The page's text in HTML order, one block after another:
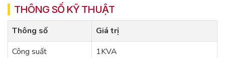
THÔNG SỐ KỸ THUẬT
Thông số
Giá trị
Công suất
1KVA